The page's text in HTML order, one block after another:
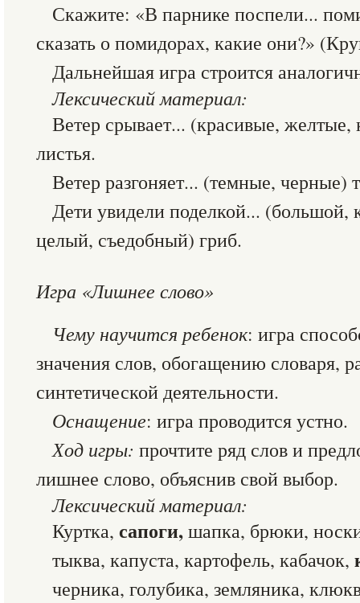
Скажите: «В парнике поспели...
сказать о помидорах, какие они?»
Дальнейшая игра строится
Лексический материал:
Ветер срывает... (красивые, желтые,
листья.
Ветер разгоняет... (темные, черные)
Дети увидели поделкой... (большой,
целый, съедобный) гриб.
Игра «Лишнее слово»
Чему научится ребенок: игра
значения слов, обогащению словаря,
синтетической деятельности.
Оснащение: игра проводится устно.
Ход игры: прочтите ряд слов и
лишнее слово, объяснив свой выбор.
Лексический материал:
Куртка, сапоги,шапка, брюки,
тыква, капуста, картофель, кабачок,
черника, голубика, земляника,